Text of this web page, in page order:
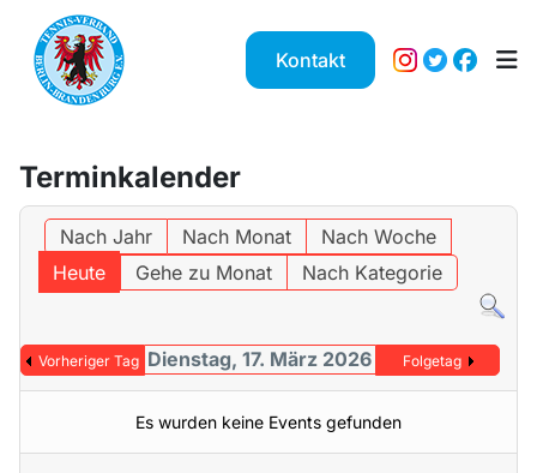
Kontakt
Terminkalender
Nach Jahr Nach Monat
Nach Woche
Heute
Gehe zu Monat Nach Kategorie
Vorheriger Tag Dienstag, 17. März 2026 Folgetag
Es wurden keine Events gefunden